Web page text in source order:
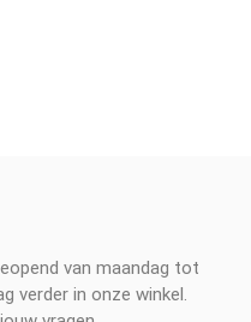
van maandag tot
verder in onze winkel.